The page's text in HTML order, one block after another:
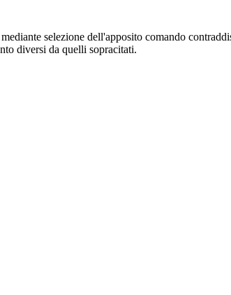
selezione dell'apposito comando
diversi da quelli sopracitati.